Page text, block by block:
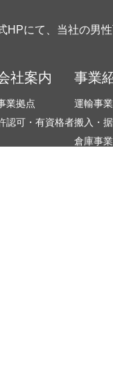
HPにて、当社の男
社案内
業拠点
認可・有資格者
事業
運輸事業
搬入・
倉庫事業